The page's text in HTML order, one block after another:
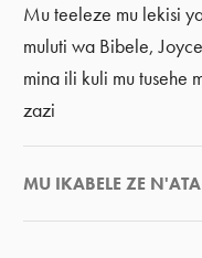
Mu teeleze mu lekisi
muluti wa Bibele,
mina ili kuli mu tusehe
zazi
MU IKABELE ZE N'ATA